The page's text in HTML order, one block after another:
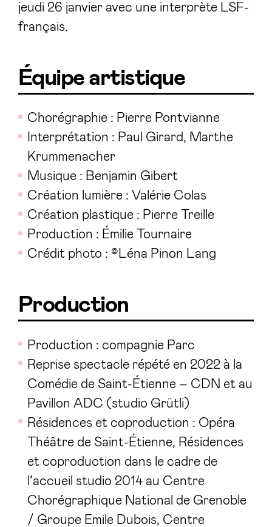
jeudi 26 janvier avec une interprète LSF-
français.
Équipe artistique
Chorégraphie : Pierre Pontvianne
Interprétation : Paul Girard, Marthe
Krummenacher
Musique : Benjamin Gibert
Création lumière : Valérie Colas
Création plastique : Pierre Treille
Production : Émilie Tournaire
Crédit photo : ©Léna Pinon Lang
Production
Production : compagnie Parc
Reprise spectacle répété en 2022 à la
Comédie de Saint-Étienne – CDN et au
Pavillon ADC (studio Grütli)
Résidences et coproduction : Opéra
Théâtre de Saint-Étienne, Résidences
et coproduction dans le cadre de
l’accueil studio 2014 au Centre
Chorégraphique National de Grenoble
/ Groupe Emile Dubois, Centre